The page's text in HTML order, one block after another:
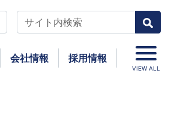
会社情報 採用情報
VIEW ALL